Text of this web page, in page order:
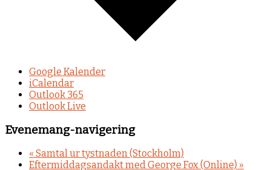
Google Kalender
iCalendar
Outlook 365
Outlook Live
Evenemang-navigering
« Samtal ur tystnaden (Stockholm)
Eftermiddagsandakt med George Fox (Online) »